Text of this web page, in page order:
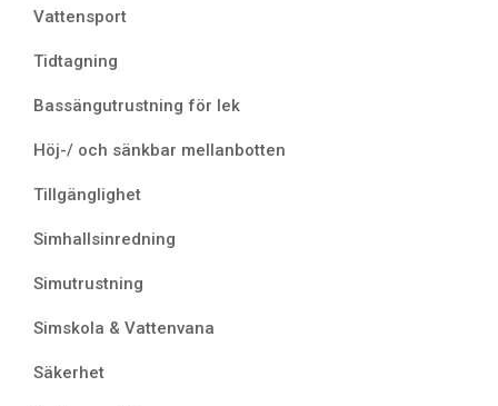
Vattensport
Tidtagning
Bassängutrustning för lek
Höj-/ och sänkbar mellanbotten
Tillgänglighet
Simhallsinredning
Simutrustning
Simskola & Vattenvana
Säkerhet